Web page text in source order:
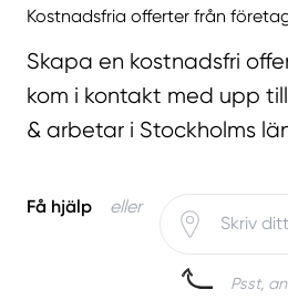
Kostnadsfria offerter från
Skapa en kostnadsfri
kom i kontakt med upp
& arbetar i Stockholms
Få hjälp eller
Psst,